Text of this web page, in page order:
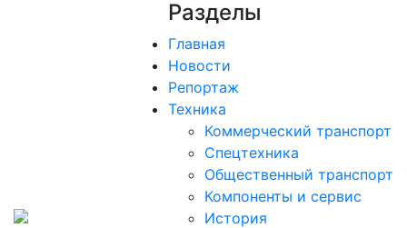
Разделы
Главная
Новости
Репортаж
Техника
Коммерческий транспорт
Спецтехника
Общественный транспорт
Компоненты и сервис
История